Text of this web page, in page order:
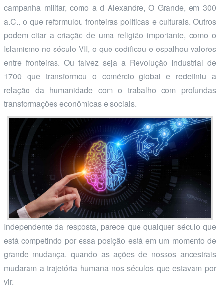
campanha militar, como a d Alexandre, O Grande, em 300
a.C., o que reformulou fronteiras políticas e culturais. Outros
podem citar a criação de uma religião importante, como o
Islamismo no século VII, o que codificou e espalhou valores
entre fronteiras. Ou talvez seja a Revolução Industrial de
1700 que transformou o comércio global e redefiniu a
relação da humanidade com o trabalho com profundas
transformações econômicas e sociais.
Independente da resposta, parece que qualquer século que
está competindo por essa posição está em um momento de
grande mudança. quando as ações de nossos ancestrais
mudaram a trajetória humana nos séculos que estavam por
vir.